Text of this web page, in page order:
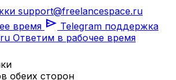
support@freelancespace.ru
время send Telegram поддержка
Ответим в рабочее время
обеих сторон